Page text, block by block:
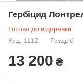
Гербіцид
Готово до відправки
Код: 1112
Роздріб
13 200 ₴